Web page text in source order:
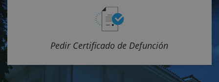
Pedir Certificado de Defunción